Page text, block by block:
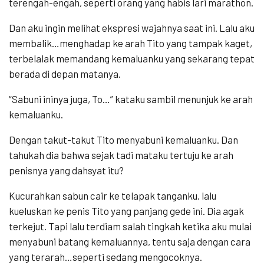
Dan aku ingin melihat ekspresi wajahnya saat ini. Lalu aku
membalik…menghadap ke arah Tito yang tampak kaget,
terbelalak memandang kemaluanku yang sekarang tepat
berada di depan matanya.
“Sabuni ininya juga, To…” kataku sambil menunjuk ke arah
kemaluanku.
Dengan takut-takut Tito menyabuni kemaluanku. Dan
tahukah dia bahwa sejak tadi mataku tertuju ke arah
penisnya yang dahsyat itu?
Kucurahkan sabun cair ke telapak tanganku, lalu
kueluskan ke penis Tito yang panjang gede ini. Dia agak
terkejut. Tapi lalu terdiam salah tingkah ketika aku mulai
menyabuni batang kemaluannya, tentu saja dengan cara
yang terarah…seperti sedang mengocoknya.